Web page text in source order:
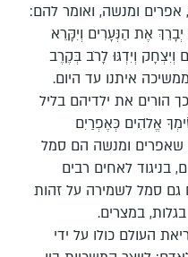
אפרים ומנשה, ואומר להם:
אֶת הַנְּעָרִים וְיִקָּרֵא
וְיִדְגּוּ לָרֹב בְּקֶרֶב
איתנו עד היום.
הורים את ילדיהם בליל
אֱלֹהִים כְּאֶפְרַיִם
שאפרים ומנשה הם סמל
בניגוד לאחים רבים
סמל לשמירה על זהות
במצרים.
העולם כולו על ידי